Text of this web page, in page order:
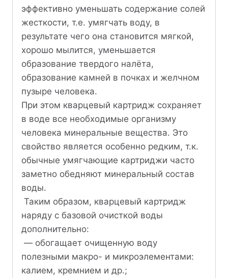
эффективно уменьшать содержание солей
жесткости, т.е. умягчать воду, в
результате чего она становится мягкой,
хорошо мылится, уменьшается
образование твердого налёта,
образование камней в почках и желчном
пузыре человека.
При этом кварцевый картридж сохраняет
в воде все необходимые организму
человека минеральные вещества. Это
свойство является особенно редким, т.к.
обычные умягчающие картриджи часто
заметно обедняют минеральный состав
воды.
Таким образом, кварцевый картридж
наряду с базовой очисткой воды
дополнительно:
— обогащает очищенную воду
полезными макро- и микроэлементами:
калием, кремнием и др.;